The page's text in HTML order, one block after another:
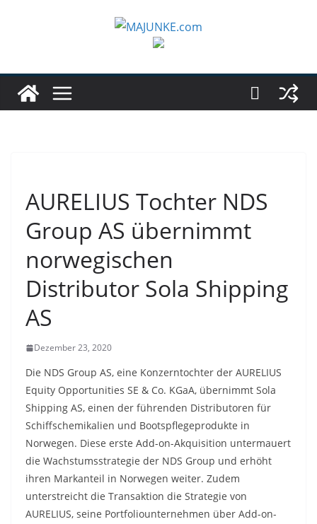
AURELIUS Tochter NDS
Group AS übernimmt
norwegischen
Distributor Sola Shipping
AS
Dezember 23, 2020
Die NDS Group AS, eine Konzerntochter der AURELIUS
Equity Opportunities SE & Co. KGaA, übernimmt Sola
Shipping AS, einen der führenden Distributoren für
Schiffschemikalien und Bootspflegeprodukte in
Norwegen. Diese erste Add-on-Akquisition untermauert
die Wachstumsstrategie der NDS Group und erhöht
ihren Markanteil in Norwegen weiter. Zudem
unterstreicht die Transaktion die Strategie von
AURELIUS, seine Portfoliounternehmen über Add-on-